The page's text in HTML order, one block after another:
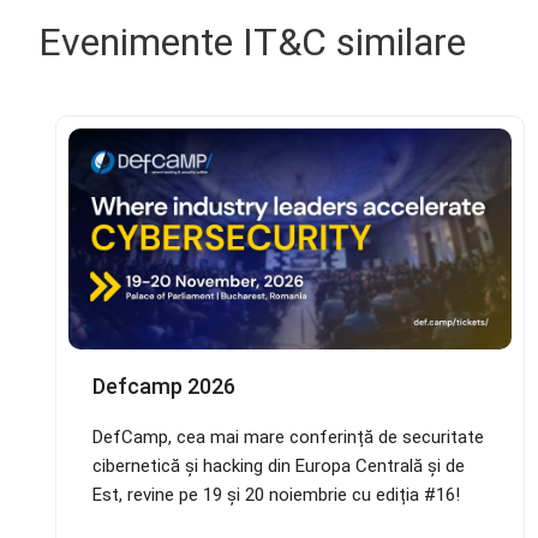
Evenimente IT&C similare
Defcamp 2026
DefCamp, cea mai mare conferință de securitate
cibernetică și hacking din Europa Centrală și de
Est, revine pe 19 și 20 noiembrie cu ediția #16!